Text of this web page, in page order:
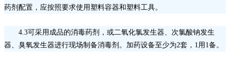
药剂配置，应按照要求使用塑料容器和塑料工具。
4.3可采用成品的消毒药剂，或二氧化氯发生器、次氯酸钠发生
器、臭氧发生器进行现场制备消毒剂。加药设备至少为2套，1用1备。